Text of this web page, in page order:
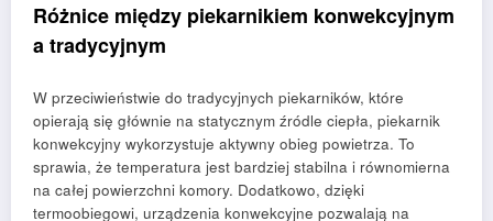
Różnice między piekarnikiem konwekcyjnym
a tradycyjnym
W przeciwieństwie do tradycyjnych piekarników, które
opierają się głównie na statycznym źródle ciepła, piekarnik
konwekcyjny wykorzystuje aktywny obieg powietrza. To
sprawia, że temperatura jest bardziej stabilna i równomierna
na całej powierzchni komory. Dodatkowo, dzięki
termoobiegowi, urządzenia konwekcyjne pozwalają na